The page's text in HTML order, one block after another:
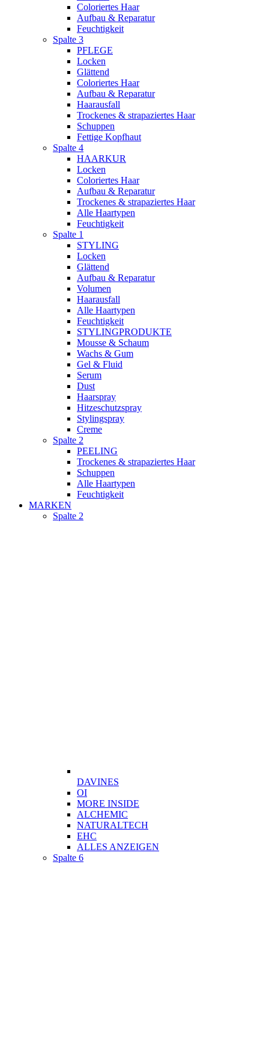
Coloriertes Haar
Aufbau & Reparatur
Feuchtigkeit
Spalte 3
PFLEGE
Locken
Glättend
Coloriertes Haar
Aufbau & Reparatur
Haarausfall
Trockenes & strapaziertes Haar
Schuppen
Fettige Kopfhaut
Spalte 4
HAARKUR
Locken
Coloriertes Haar
Aufbau & Reparatur
Trockenes & strapaziertes Haar
Alle Haartypen
Feuchtigkeit
Spalte 1
STYLING
Locken
Glättend
Aufbau & Reparatur
Volumen
Haarausfall
Alle Haartypen
Feuchtigkeit
STYLINGPRODUKTE
Mousse & Schaum
Wachs & Gum
Gel & Fluid
Serum
Dust
Haarspray
Hitzeschutzspray
Stylingspray
Creme
Spalte 2
PEELING
Trockenes & strapaziertes Haar
Schuppen
Alle Haartypen
Feuchtigkeit
MARKEN
Spalte 2
DAVINES
OI
MORE INSIDE
ALCHEMIC
NATURALTECH
EHC
ALLES ANZEIGEN
Spalte 6